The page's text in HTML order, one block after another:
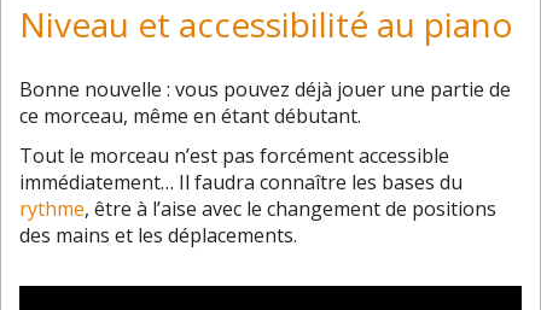
Niveau et accessibilité au piano
Bonne nouvelle : vous pouvez déjà jouer une partie de
ce morceau, même en étant débutant.
Tout le morceau n’est pas forcément accessible
immédiatement… Il faudra connaître les bases du
rythme, être à l’aise avec le changement de positions
des mains et les déplacements.